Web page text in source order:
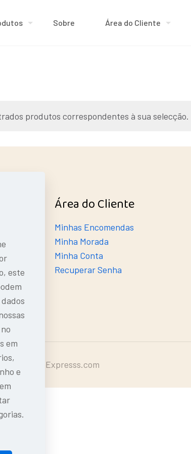
Sobre Área do Cliente
produtos correspondentes à sua selecção.
Área do Cliente
Minhas Encomendas
Minha Morada
Minha Conta
Recuperar Senha
© KambaExpresss.com
este
em
e